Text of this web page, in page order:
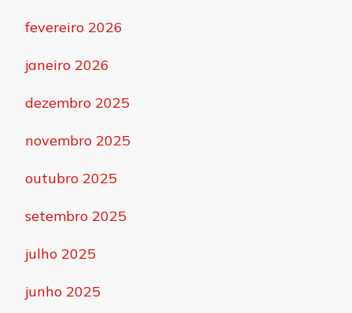
fevereiro 2026
janeiro 2026
dezembro 2025
novembro 2025
outubro 2025
setembro 2025
julho 2025
junho 2025